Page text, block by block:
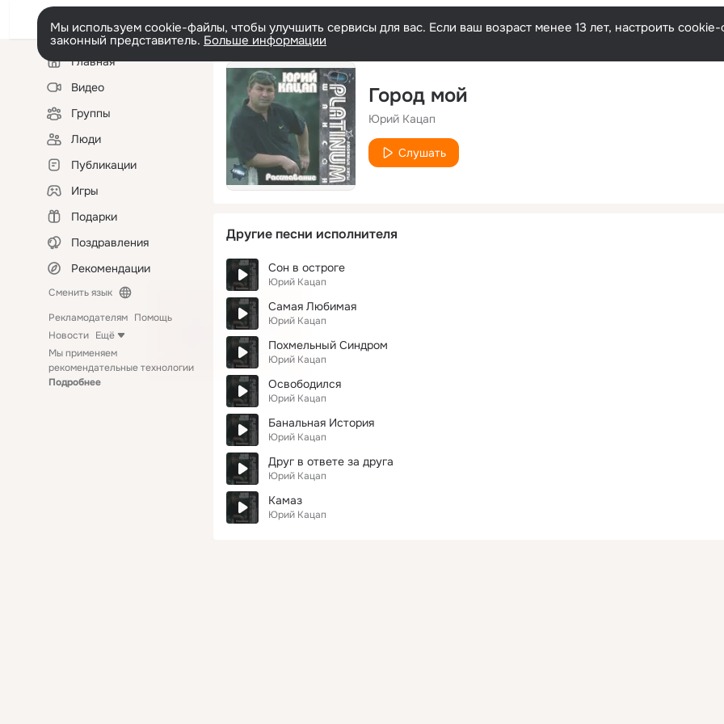
Мы используем cookie-файлы, чтобы улучшить сервисы для вас. Если ваш возраст менее 13 лет, настроить
законный представитель. Больше информации
Левая
колонкаГлавная
Видео
Группы
Люди
Публикации
Игры
Подарки
Поздравления
Рекомендации
Сменить язык
Рекламодателям Помощь
Новости Ещё
Мы применяем
рекомендательные технологии
Подробнее
Город мой
Юрий Кацап
Слушать
Другие песни исполнителя
Сон в остроге
Юрий Кацап
Самая Любимая
Юрий Кацап
Похмельный Синдром
Юрий Кацап
Освободился
Юрий Кацап
Банальная История
Юрий Кацап
Друг в ответе за друга
Юрий Кацап
Камаз
Юрий Кацап